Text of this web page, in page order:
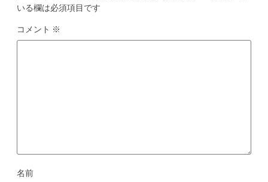
いる欄は必須項目です
コメント ※
名前